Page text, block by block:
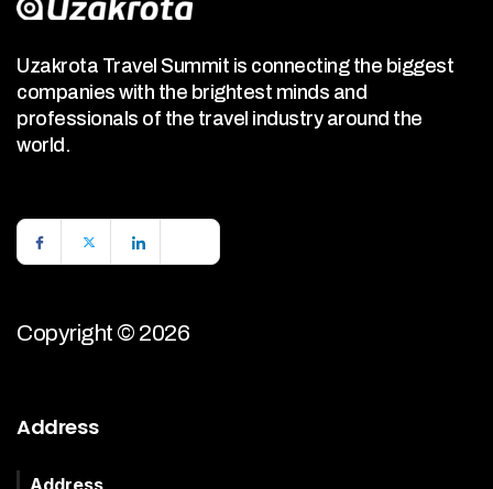
Uzakrota Travel Summit is connecting the biggest
companies with the brightest minds and
professionals of the travel industry around the
world.
Copyright © 2026
Address